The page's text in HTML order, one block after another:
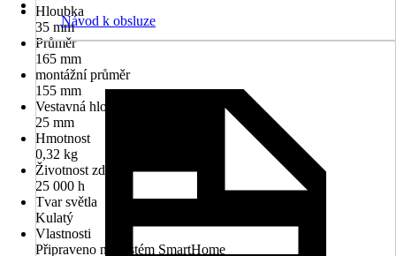
Hloubka
35 mm
Průměr
165 mm
montážní průměr
155 mm
Vestavná hloubka
25 mm
Hmotnost
0,32 kg
Životnost zdroje
25 000 h
Tvar světla
Kulatý
Vlastnosti
Připraveno na systém SmartHome
Návod k obsluze